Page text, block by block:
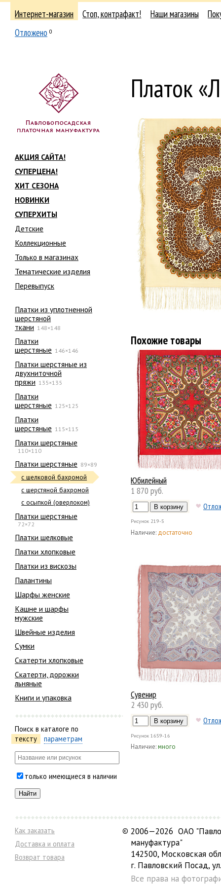
Интернет-магазин Стоп, контрафакт! Наши магазины
Отложено 0
АКЦИЯ САЙТА!
СУПЕРЦЕНА!
ХИТ СЕЗОНА
НОВИНКИ
СУПЕРХИТЫ
Детские
Коллекционные
Только в магазинах
Тематические изделия
Перевыпуск
Платки из уплотненной
шерстяной
ткани 148×148
Платки
шерстяные 146×146
Платки шерстяные из
двухниточной
пряжи 135×135
Платки
шерстяные 125×125
Платки
шерстяные 115×115
Платки шерстяные
110×110
Платки шерстяные 89×89
с шелковой бахромой
с шерстяной бахромой
с осыпкой (оверлоком)
Платки шерстяные
72×72
Платки шелковые
Платки хлопковые
Платки из вискозы
Палантины
Шарфы женские
Кашне и шарфы
мужские
Швейные изделия
Сумки
Скатерти хлопковые
Скатерти, дорожки
льняные
Книги и упаковка
Поиск в каталоге по
тексту
параметрам
только имеющиеся в наличии
Платок
Похожие товары
Юбилейный
1 870 руб.
Рисунок 219-5
Наличие: достаточно
Сувенир
2 430 руб.
Рисунок 1659-16
Наличие:много
Как заказать
Доставка и оплата
Возврат товара
© 2006—2026 ОАО
мануфактура"
142500, Московская
г. Павловский Посад,
Все права на